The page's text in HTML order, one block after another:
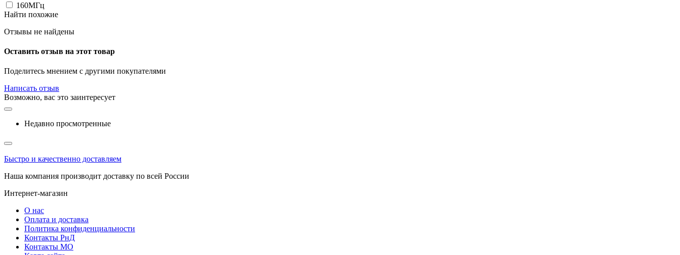
160МГц
Найти похожие
Отзывы не найдены
Оставить отзыв на этот товар
Поделитесь мнением с другими покупателями
Написать отзыв
Возможно, вас это заинтересует
Недавно просмотренные
Быстро и качественно доставляем
Наша компания производит доставку по всей России
Интернет-магазин
О нас
Оплата и доставка
Политика конфиденциальности
Контакты РнД
Контакты МО